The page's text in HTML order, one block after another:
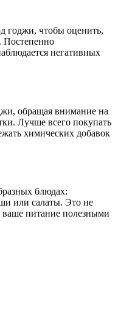
годжи, чтобы оценить,
Постепенно
негативных
обращая внимание на
Лучше всего покупать
химических добавок
блюдах:
или салаты. Это не
ваше питание полезными